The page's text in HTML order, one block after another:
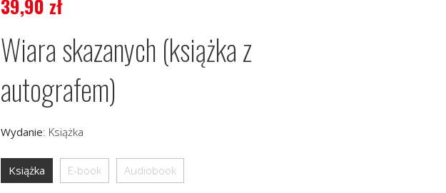
39,90 zł
Wiara skazanych (książka z
autografem)
Wydanie: Książka
Książka E-book Audiobook